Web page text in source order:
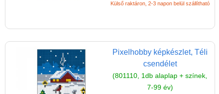
Külső raktáron, 2-3 napon belül szállítható
Pixelhobby képkészlet, Téli
csendélet
(801110, 1db alaplap + színek,
7-99 év)
Magyar játékok
Montessori játékok
Mozgásfejlesztő játékok
Okos partijátékok